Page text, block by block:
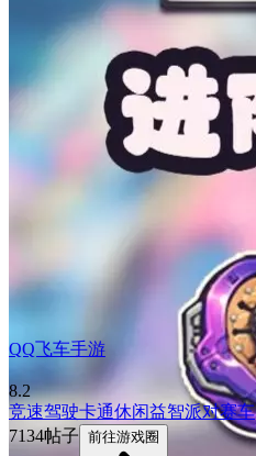
QQ飞车手游
8.2
竞速驾驶卡通休闲益智派对赛车
7134帖子 前往游戏圈